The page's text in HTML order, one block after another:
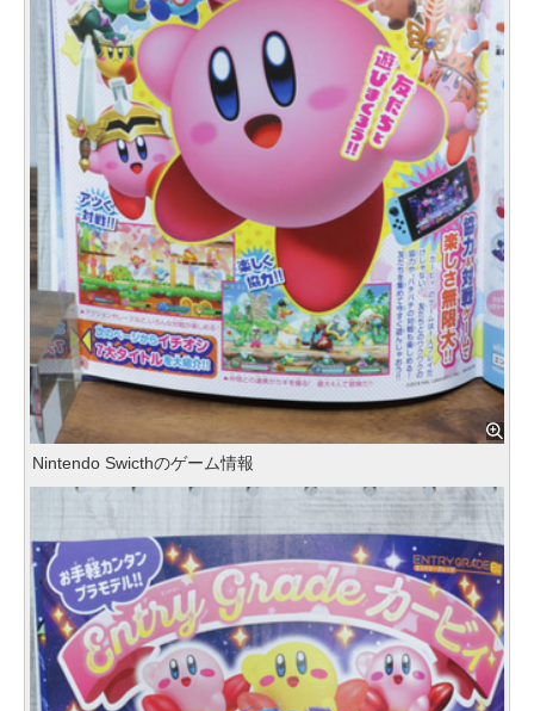
Nintendo Swicthのゲーム情報